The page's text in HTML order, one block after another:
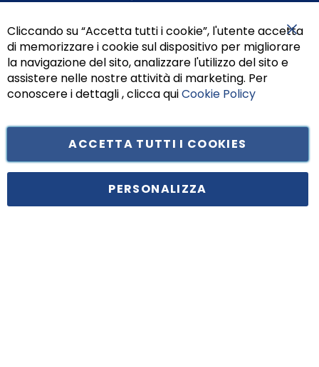
Principe di Piemonte 199, cap. 80026 Casoria (NA) - C.F. 05834470634 -
Cliccando su “Accetta tutti i cookie”, l'utente accetta
di memorizzare i cookie sul dispositivo per migliorare
la navigazione del sito, analizzare l'utilizzo del sito e
assistere nelle nostre attività di marketing. Per
conoscere i dettagli , clicca quiCookie Policy
ACCETTA TUTTI I COOKIES
PERSONALIZZA